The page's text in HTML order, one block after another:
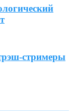
стримеры